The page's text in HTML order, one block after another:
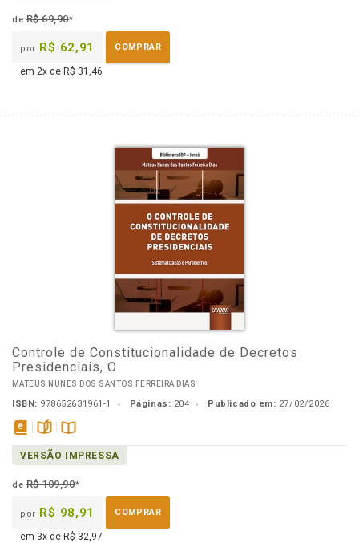
deR$ 69,90*
por R$ 62,91 COMPRAR
em 2x de R$ 31,46
Controle de Constitucionalidade de Decretos
Presidenciais, O
MATEUS NUNES DOS SANTOS FERREIRA DIAS
ISBN: 978652631961-1 Páginas: 204 Publicado em: 27/02/2026
disponível
em
páginasDisponível
na
VERSÃO IMPRESSA
deR$ 109,90*
por R$ 98,91 COMPRAR
em 3x de R$ 32,97